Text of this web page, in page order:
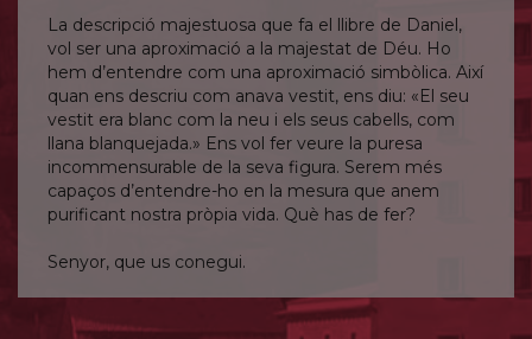
La descripció majestuosa que fa el llibre de Daniel,
vol ser una aproximació a la majestat de Déu. Ho
hem d’entendre com una aproximació simbòlica. Així
quan ens descriu com anava vestit, ens diu: «El seu
vestit era blanc com la neu i els seus cabells, com
llana blanquejada.» Ens vol fer veure la puresa
incommensurable de la seva figura. Serem més
capaços d’entendre-ho en la mesura que anem
purificant nostra pròpia vida. Què has de fer?
Senyor, que us conegui.